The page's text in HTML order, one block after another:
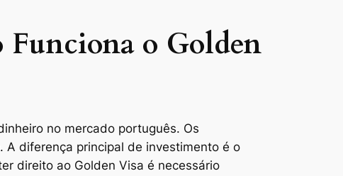
Funciona o Golden
no mercado português. Os
diferença principal de investimento é o
direito ao Golden Visa é necessário